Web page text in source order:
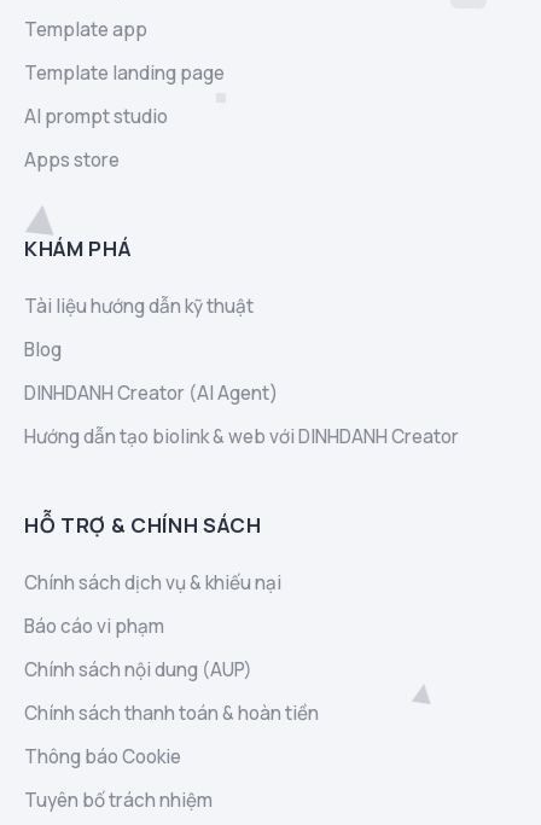
Template app
Template landing page
AI prompt studio
Apps store
KHÁM PHÁ
Tài liệu hướng dẫn kỹ thuật
Blog
DINHDANH Creator (AI Agent)
Hướng dẫn tạo biolink & web với DINHDANH Creator
HỖ TRỢ & CHÍNH SÁCH
Chính sách dịch vụ & khiếu nại
Báo cáo vi phạm
Chính sách nội dung (AUP)
Chính sách thanh toán & hoàn tiền
Thông báo Cookie
Tuyên bố trách nhiệm